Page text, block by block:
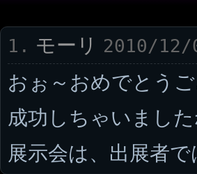
1. モーリ 2010/
おぉ～おめでとう
成功しちゃいまし
展示会は、出展者